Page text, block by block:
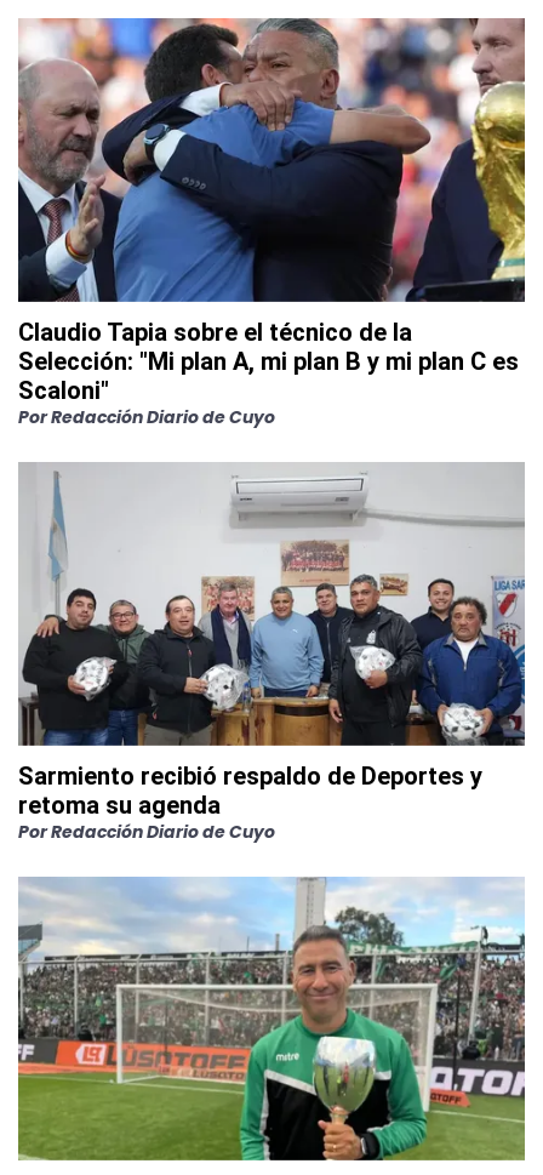
Claudio Tapia sobre el técnico de la
Selección: "Mi plan A, mi plan B y mi plan C es
Scaloni"
PorRedacción Diario de Cuyo
Sarmiento recibió respaldo de Deportes y
retoma su agenda
PorRedacción Diario de Cuyo